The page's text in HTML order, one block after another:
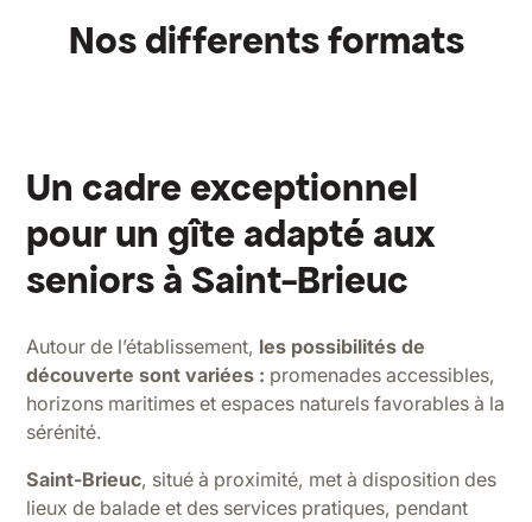
Nos differents formats
Un cadre exceptionnel
pour un gîte adapté aux
seniors à Saint-Brieuc
Autour de l’établissement, les possibilités de
découverte sont variées : promenades accessibles,
horizons maritimes et espaces naturels favorables à la
sérénité.
Saint-Brieuc, situé à proximité, met à disposition des
lieux de balade et des services pratiques, pendant